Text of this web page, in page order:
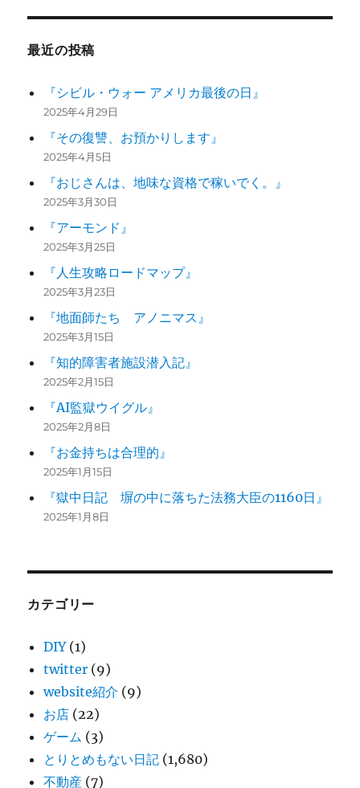
最近の投稿
『シビル・ウォー アメリカ最後の日』
2025年4月29日
『その復讐、お預かりします』
2025年4月5日
『おじさんは、地味な資格で稼いでく。』
2025年3月30日
『アーモンド』
2025年3月25日
『人生攻略ロードマップ』
2025年3月23日
『地面師たち アノニマス』
2025年3月15日
『知的障害者施設潜入記』
2025年2月15日
『AI監獄ウイグル』
2025年2月8日
『お金持ちは合理的』
2025年1月15日
『獄中日記 塀の中に落ちた法務大臣の1160日』
2025年1月8日
カテゴリー
DIY(1)
twitter (9)
website紹介 (9)
お店 (22)
ゲーム (3)
とりとめもない日記 (1,680)
不動産 (7)